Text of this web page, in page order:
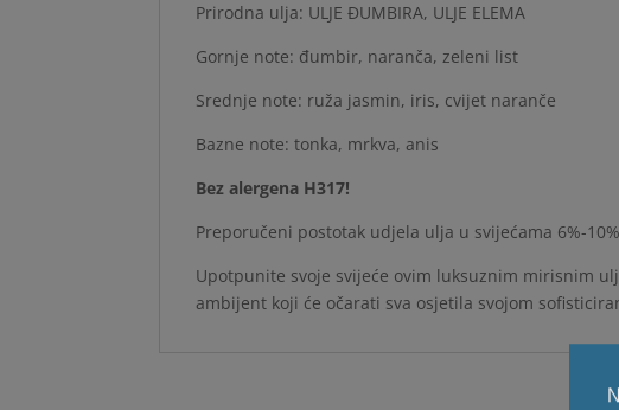
Prirodna ulja: ULJE ĐUMBIRA, ULJE ELEMA
Gornje note: đumbir, naranča, zeleni list
Srednje note: ruža jasmin, iris, cvijet naranče
Bazne note: tonka, mrkva, anis
Bez alergena H317!
Preporučeni postotak udjela ulja u svijećama 6%-
Upotpunite svoje svijeće ovim luksuznim mirisnim
ambijent koji će očarati sva osjetila svojom